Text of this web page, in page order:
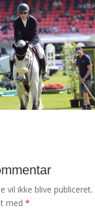
vil ikke blive publiceret.
med *